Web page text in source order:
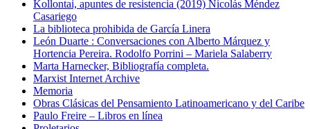
Kollontai, apuntes de resistencia (2019) Nicolás Méndez
Casariego
La biblioteca prohibida de García Linera
León Duarte : Conversaciones con Alberto Márquez y
Hortencia Pereira. Rodolfo Porrini – Mariela Salaberry
Marta Harnecker, Bibliografía completa.
Marxist Internet Archive
Memoria
Obras Clásicas del Pensamiento Latinoamericano y del Caribe
Paulo Freire – Libros en línea